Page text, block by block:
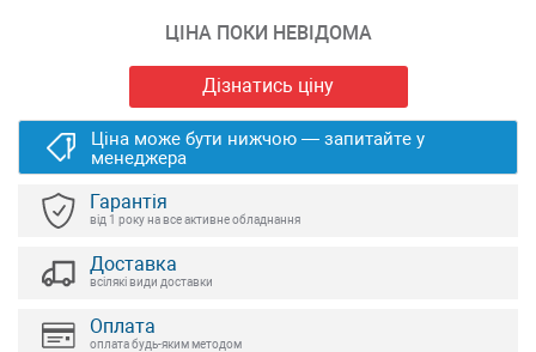
ЦІНА ПОКИ НЕВІДОМА
Дізнатись ціну
Ціна може бути нижчою — запитайте у
менеджера
Гарантія
від 1 року на все активне обладнання
Доставка
всілякі види доставки
Оплата
оплата будь-яким методом